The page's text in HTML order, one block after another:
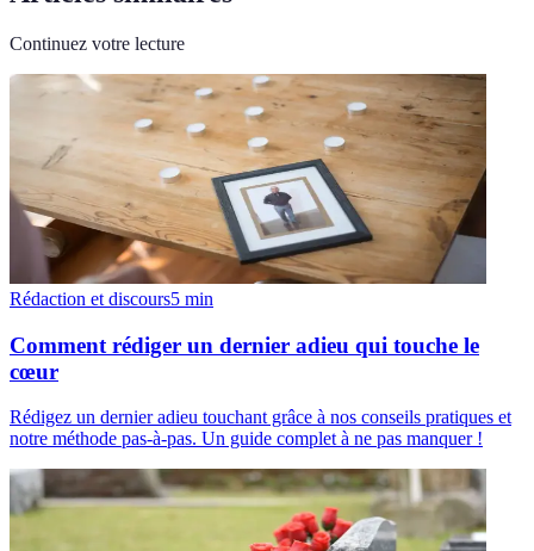
Continuez votre lecture
Rédaction et discours5 min
Comment rédiger un dernier adieu qui touche le
cœur
Rédigez un dernier adieu touchant grâce à nos conseils pratiques et
notre méthode pas-à-pas. Un guide complet à ne pas manquer !